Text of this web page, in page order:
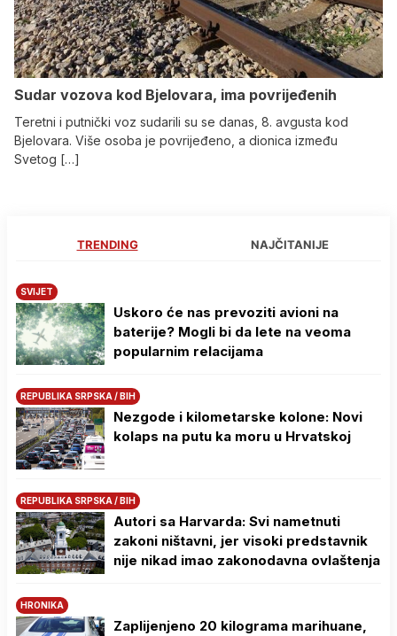
Sudar vozova kod Bjelovara, ima povrijeđenih
Teretni i putnički voz sudarili su se danas, 8. avgusta kod
Bjelovara. Više osoba je povrijeđeno, a dionica između
Svetog […]
TRENDING NAJČITANIJE
SVIJET
Uskoro će nas prevoziti avioni na
baterije? Mogli bi da lete na veoma
popularnim relacijama
REPUBLIKA SRPSKA / BIH
Nezgode i kilometarske kolone: Novi
kolaps na putu ka moru u Hrvatskoj
REPUBLIKA SRPSKA / BIH
Autori sa Harvarda: Svi nametnuti
zakoni ništavni, jer visoki predstavnik
nije nikad imao zakonodavna ovlaštenja
HRONIKA
Zaplijenjeno 20 kilograma marihuane,